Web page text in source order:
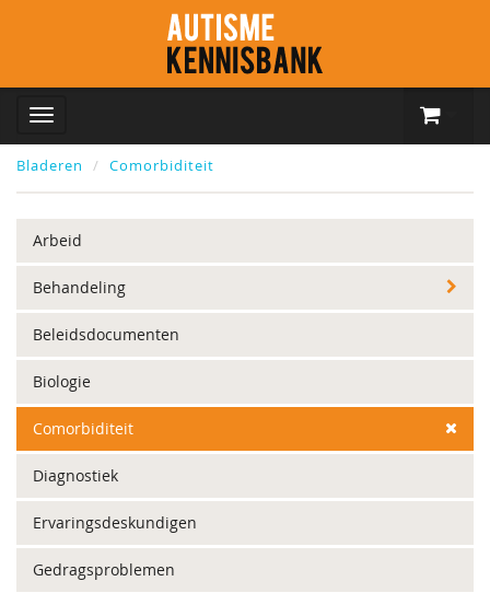
Bladeren Comorbiditeit
Arbeid
Behandeling
Beleidsdocumenten
Biologie
Comorbiditeit
Diagnostiek
Ervaringsdeskundigen
Gedragsproblemen